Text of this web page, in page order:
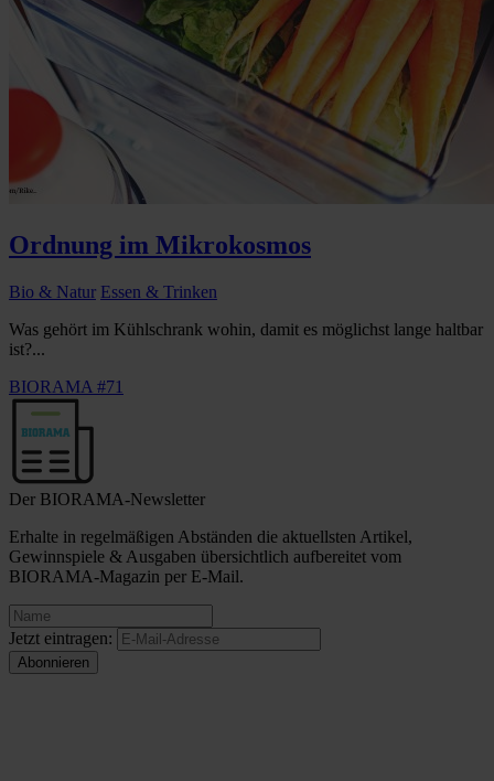
Ordnung im Mikrokosmos
Bio & Natur Essen & Trinken
Was gehört im Kühlschrank wohin, damit es möglichst lange haltbar
ist?...
BIORAMA #71
Der BIORAMA-Newsletter
Erhalte in regelmäßigen Abständen die aktuellsten Artikel,
Gewinnspiele & Ausgaben übersichtlich aufbereitet vom
BIORAMA-Magazin per E-Mail.
Jetzt eintragen: